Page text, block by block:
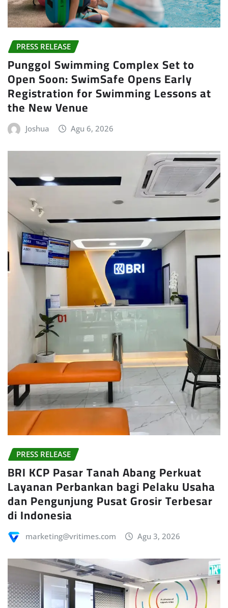
PRESS RELEASE
Punggol Swimming Complex Set to
Open Soon: SwimSafe Opens Early
Registration for Swimming Lessons at
the New Venue
Joshua Agu 6, 2026
PRESS RELEASE
BRI KCP Pasar Tanah Abang Perkuat
Layanan Perbankan bagi Pelaku Usaha
dan Pengunjung Pusat Grosir Terbesar
di Indonesia
marketing@vritimes.com Agu 3, 2026